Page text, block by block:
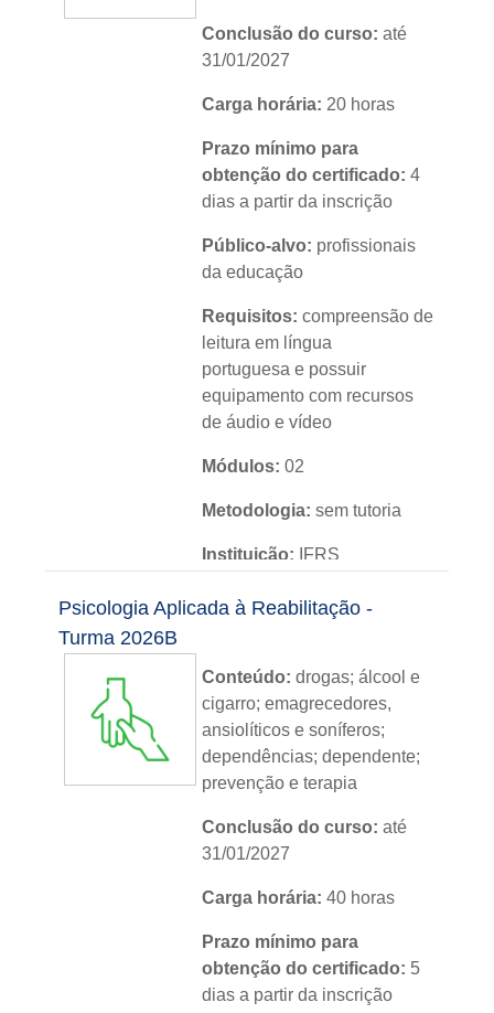
Conclusão do curso: até
31/01/2027
Carga horária: 20 horas
Prazo mínimo para
obtenção do certificado: 4
dias a partir da inscrição
Público-alvo: profissionais
da educação
Requisitos: compreensão de
leitura em língua
portuguesa e possuir
equipamento com recursos
de áudio e vídeo
Módulos: 02
Metodologia: sem tutoria
Instituição: IFRS
Nível: básico
Psicologia Aplicada à Reabilitação -
Turma 2026B
Conteúdo:drogas; álcool e
cigarro; emagrecedores,
ansiolíticos e soníferos;
dependências; dependente;
prevenção e terapia
Conclusão do curso: até
31/01/2027
Carga horária: 40 horas
Prazo mínimo para
obtenção do certificado: 5
dias a partir da inscrição